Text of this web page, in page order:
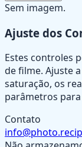
Sem imagem.
Ajuste dos
Estes controles
de filme. Ajuste
saturação, os
parâmetros
Contato